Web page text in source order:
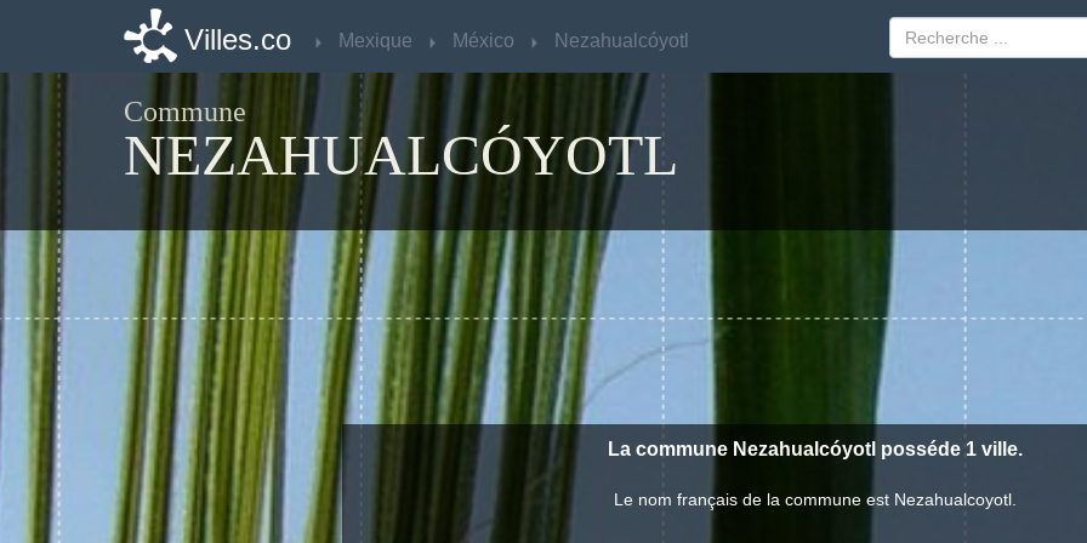
Villes.co Mexique México Nezahualcóyotl
Commune
NEZAHUALCÓYOTL
La commune Nezahualcóyotl posséde 1 ville.
Le nom français de la commune est Nezahualcoyotl.
Villes.co Mexique México Nezahualcóyotl